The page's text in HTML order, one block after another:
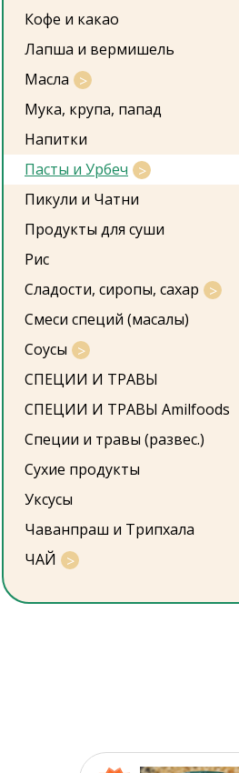
Кофе и какао
Лапша и вермишель
Масла
Мука, крупа, папад
Напитки
Пасты и Урбеч
Пикули и Чатни
Продукты для суши
Рис
Сладости, сиропы, сахар
Смеси специй (масалы)
Соусы
СПЕЦИИ И ТРАВЫ
СПЕЦИИ И ТРАВЫ Amilfoods
Специи и травы (развес.)
Сухие продукты
Уксусы
Чаванпраш и Трипхала
ЧАЙ